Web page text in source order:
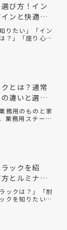
び方！イン
ンと快適性
りたい」「イン
？」「座り心地
とは？通常
違いと選ぶ
務用のものと家
業務用スチール
ックを紹
とルミナス
解説
ックは？」「耐
クを知りたい」